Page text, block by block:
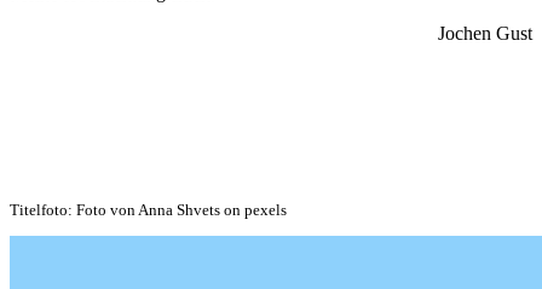
Jochen Gust
Titelfoto: Foto von Anna Shvets on pexels